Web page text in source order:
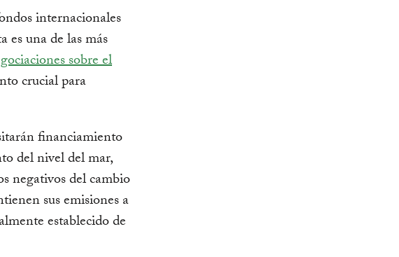
internacionales
es una de las más
sobre el
crucial para
financiamiento
del nivel del mar,
negativos del cambio
sus emisiones a
establecido de